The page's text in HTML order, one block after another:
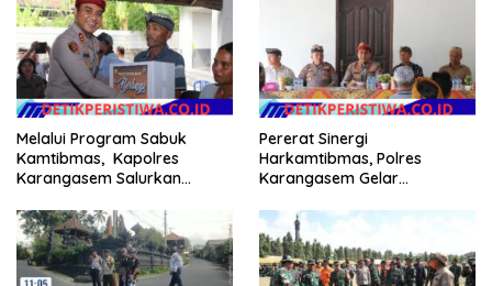
Melalui Program Sabuk
Kamtibmas, Kapolres
Karangasem Salurkan
Warga Kurang Mampu
Pererat Sinergi
Harkamtibmas, Polres
Karangasem Gelar
Kamtibmas di Dangin Sema II